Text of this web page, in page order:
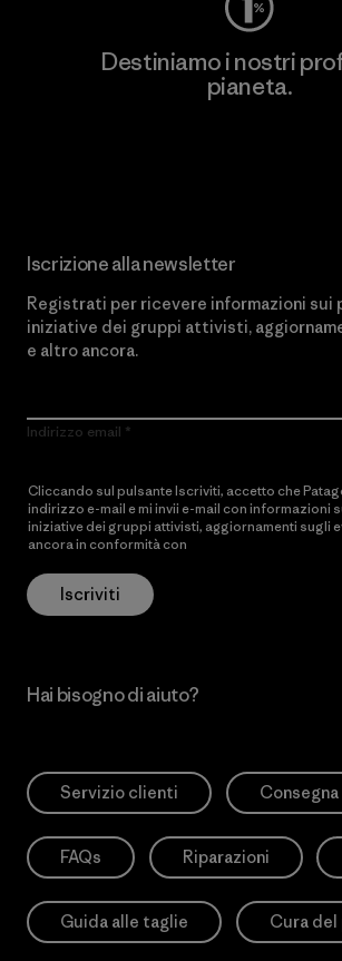
Destiniamo i nostri
pianeta.
Iscrizione alla newsletter
Registrati per ricevere informazioni
iniziative dei gruppi attivisti,
e altro ancora.
Indirizzo email
Cliccando sul pulsante Iscriviti, accetto che
indirizzo e-mail e mi invii e-mail con informazioni
iniziative dei gruppi attivisti, aggiornamenti sugli
ancora in conformità con
Iscriviti
Hai bisogno di aiuto?
Servizio clienti Consegna
FAQs Riparazioni
Guida alle taglie Cura